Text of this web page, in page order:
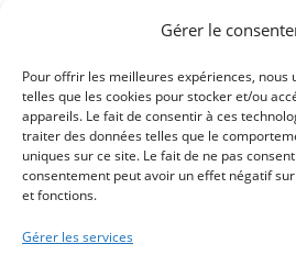
Gérer le
Pour offrir les meilleures expériences, nous
telles que les cookies pour stocker et/ou
appareils. Le fait de consentir à ces
traiter des données telles que le
uniques sur ce site. Le fait de ne pas
consentement peut avoir un effet négatif
et fonctions.
Gérer les services
Article précédent
LES 100 NAVIGATEURS